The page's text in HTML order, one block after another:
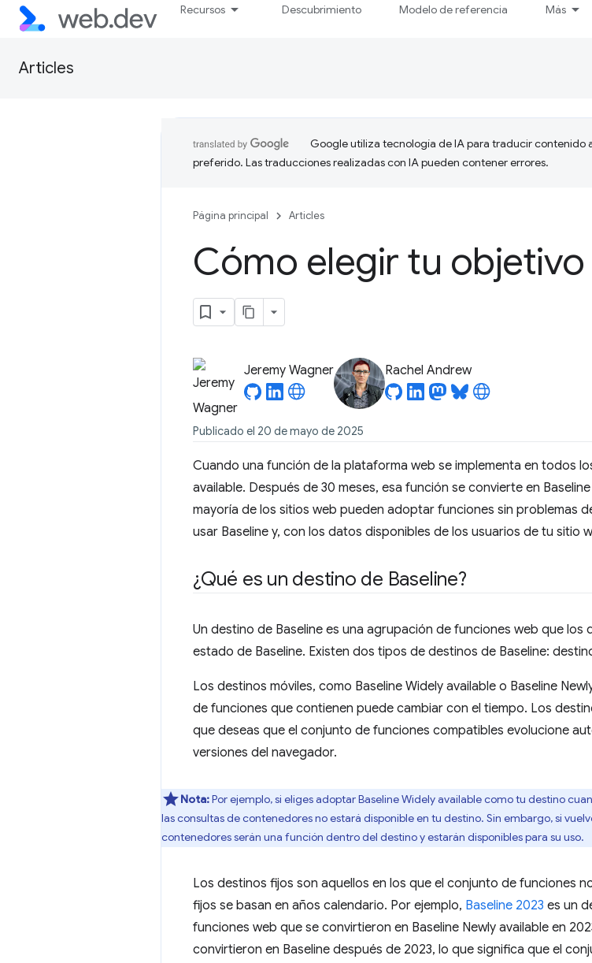
Recursos Descubrimiento Modelo de referencia Más
Articles
Google utiliza tecnología de IA para traducir contenido
preferido. Las traducciones realizadas con IA pueden contener errores.
Página principal Articles
Cómo elegir tu objetivo
Jeremy Wagner Rachel Andrew
Publicado el 20 de mayo de 2025
Cuando una función de la plataforma web se implementa en todos
available. Después de 30 meses, esa función se convierte en
mayoría de los sitios web pueden adoptar funciones sin problemas
usar Baseline y, con los datos disponibles de los usuarios de tu sitio
¿Qué es un destino de Baseline?
Un destino de Baseline es una agrupación de funciones web que
estado de Baseline. Existen dos tipos de destinos de Baseline:
Los destinos móviles, como Baseline Widely available o Baseline
de funciones que contienen puede cambiar con el tiempo. Los
que deseas que el conjunto de funciones compatibles evolucione
versiones del navegador.
Nota:Por ejemplo, si eliges adoptar Baseline Widely available como tu destino
las consultas de contenedores no estará disponible en tu destino. Sin embargo, si
contenedores serán una función dentro del destino y estarán disponibles para su uso.
Los destinos fijos son aquellos en los que el conjunto de funciones
fijos se basan en años calendario. Por ejemplo, Baseline 2023 es un
funciones web que se convirtieron en Baseline Newly available en
convirtieron en Baseline después de 2023, lo que significa que el